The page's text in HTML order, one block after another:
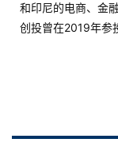
和印尼的电商、金
创投曾在2019年参